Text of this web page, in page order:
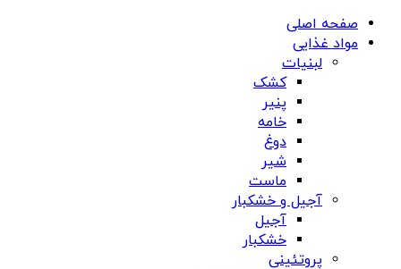
صفحه اصلی
مواد غذایی
لبنیات
کشک
پنیر
خامه
دوغ
شیر
ماست
آجیل و خشکبار
آجیل
خشکبار
پروتئینی